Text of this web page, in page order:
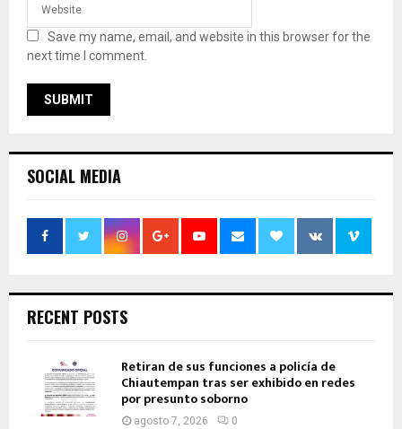
Save my name, email, and website in this browser for the
next time I comment.
SOCIAL MEDIA
RECENT POSTS
Retiran de sus funciones a policía de
Chiautempan tras ser exhibido en redes
por presunto soborno
agosto 7, 2026 0